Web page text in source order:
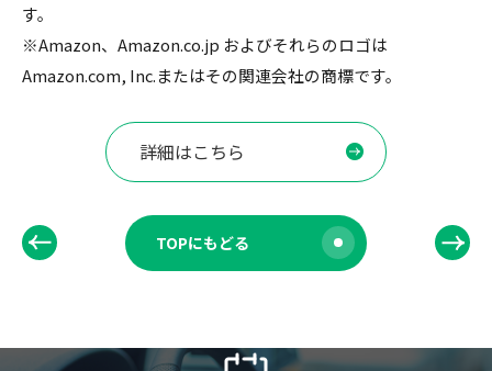
す。
※Amazon、Amazon.co.jp およびそれらのロゴは
Amazon.com, Inc.またはその関連会社の商標です。
詳細はこちら
TOPにもどる